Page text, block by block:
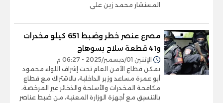
المستشار محمد زين على
مصرع عنصر خطر وضبط 651 كيلو مخدرات
و41 قطعة سلاح بسوهاج
الإثنين 01/ديسمبر/2025 - 06:27 م
تمكن قطاع الأمن العام تحت إشراف اللواء محمود
أبو عمرة مساعد وزير الداخلية، بالاشتراك مع قطاع
مكافحة المخدرات والأسلحة والذخائر غير المرخصة،
بالتنسيق مع أجهزة الوزارة المعنية، من ضبط عناصر